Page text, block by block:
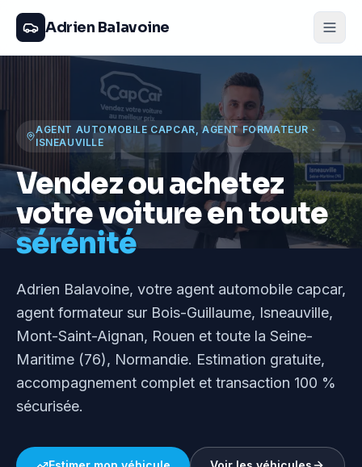
Adrien Balavoine
AGENT AUTOMOBILE CAPCAR, AGENT FORMATEUR ·
ISNEAUVILLE
Vendez ou achetez
votre voiture en toute
sérénité
Adrien Balavoine, votre agent automobile capcar,
agent formateur sur Bois-Guillaume, Isneauville,
Mont-Saint-Aignan, Rouen et toute la Seine-
Maritime (76), Normandie. Estimation gratuite,
accompagnement complet et transaction 100 %
sécurisée.